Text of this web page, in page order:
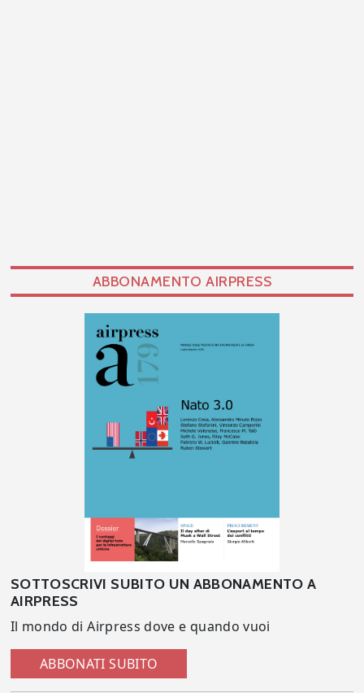
ABBONAMENTO AIRPRESS
SOTTOSCRIVI SUBITO UN ABBONAMENTO A
AIRPRESS
Il mondo di Airpress dove e quando vuoi
ABBONATI SUBITO